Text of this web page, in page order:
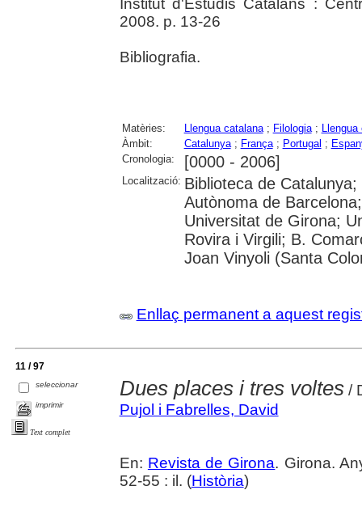
Institut d'Estudis Catalans :
2008. p. 13-26
Bibliografia.
Matèries: Llengua catalana; Filologia; Llengua
Àmbit:
Catalunya; França; Portugal ;
Cronologia:
[0000 - 2006]
Localització: Biblioteca de
Autònoma de
Universitat de Girona;
Rovira i Virgili; B.
Joan Vinyoli (Santa
Enllaç permanent a aquest
11 / 97
seleccionar
imprimir
Text complet
Dues places i tres voltes/
Pujol i Fabrelles, David
En: Revista de Girona. Girona.
52-55 : il. (Història)